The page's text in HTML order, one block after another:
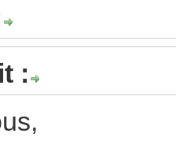
: